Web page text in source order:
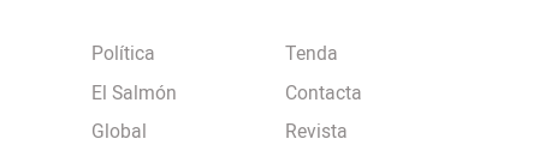
Política
El Salmón
Global
Tenda
Contacta
Revista